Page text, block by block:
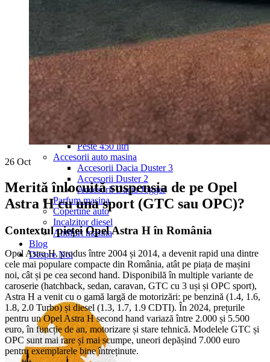
Navigație Skoda Fabia 2
Navigație Skoda Octavia 1
Navigație Skoda Octavia 2
Navigație Skoda Octavia 3
Navigație Skoda Rapid
Navigație Skoda Superb 1
Navigație Skoda Superb 2
Navigație Toyota Avensis T25
Portbagaj Plafon Auto
Sub 350 Litri
Peste 350 Litri
Peste 450 litri
Accesorii auto masina
Accesorii Dacia Duster 3
Accesorii Duster 2
Accesorii Dacia Jogger
Parfum masina
Copertine auto
Incalzitor diesel
Antifurt masina
Blog
Despre Noi
26 Oct
Merită înlocuită suspensia de pe Opel
Astra H cu una sport (GTC sau OPC)?
Contextul pieței Opel Astra H în România
Opel Astra H, produs între 2004 și 2014, a devenit rapid una dintre
cele mai populare compacte din România, atât pe piața de mașini
noi, cât și pe cea second hand. Disponibilă în multiple variante de
caroserie (hatchback, sedan, caravan, GTC cu 3 uși și OPC sport),
Astra H a venit cu o gamă largă de motorizări: pe benzină (1.4, 1.6,
1.8, 2.0 Turbo) și diesel (1.3, 1.7, 1.9 CDTI). În 2024, prețurile
pentru un Opel Astra H second hand variază între 2.000 și 5.500
euro, în funcție de an, motorizare și stare tehnică. Modelele GTC și
OPC sunt mai rare și mai scumpe, uneori depășind 7.000 euro
pentru exemplarele bine întreținute.